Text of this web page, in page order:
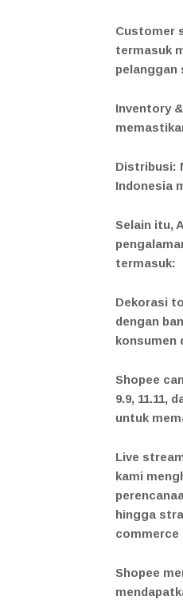
Customer
termasuk
pelanggan
Inventory
Distribusi:
Indonesia
Selain itu,
termasuk:
Dekorasi
dengan
konsumen
Shopee
9.9, 11.11,
untuk
Live
kami
hingga
commerce
Shopee